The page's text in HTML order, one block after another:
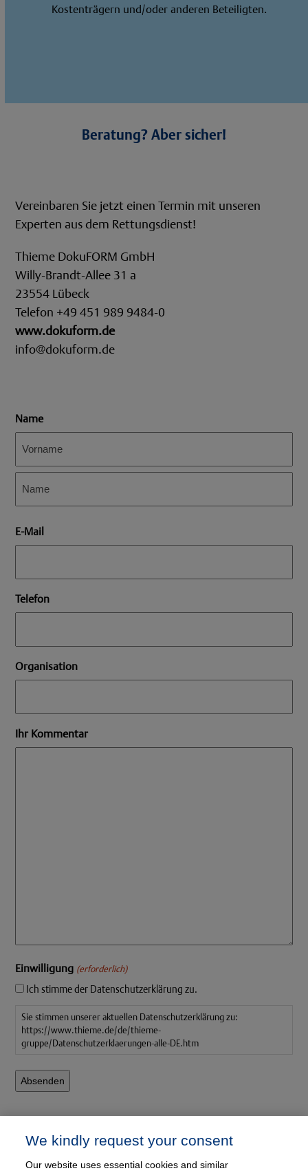
Kostenträgern und/oder anderen Beteiligten.
Beratung? Aber sicher!
Vereinbaren Sie jetzt einen Termin mit unseren
Experten aus dem Rettungsdienst!
Thieme DokuFORM GmbH
Willy-Brandt-Allee 31 a
23554 Lübeck
Telefon +49 451 989 9484-0
www.dokuform.de
info@dokuform.de
Name
E-Mail
Telefon
Organisation
Ihr Kommentar
Einwilligung (erforderlich)
Ich stimme der Datenschutzerklärung zu.
Sie stimmen unserer aktuellen Datenschutzerklärung zu:
https://www.thieme.de/de/thieme-
gruppe/Datenschutzerklaerungen-alle-DE.htm
DIVIDOK Module
We kindly request your consent
Our website uses essential cookies and similar